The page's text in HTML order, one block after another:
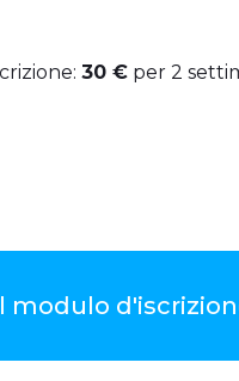
30 €per 2
modulo